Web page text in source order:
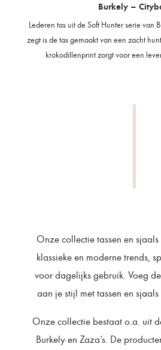
Burkely –
Lederen tas uit de Soft Hunter serie van
zegt is de tas gemaakt van een zacht
krokodillenprint zorgt voor een
Onze collectie tassen en
klassieke en moderne trends,
voor dagelijks gebruik. Voeg
aan je stijl met tassen en
Onze collectie bestaat o.a. uit
Burkely en Zaza’s. De